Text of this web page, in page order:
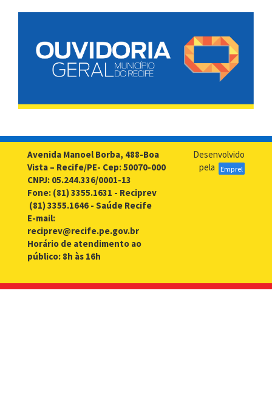
Avenida Manoel Borba, 488-Boa
Vista – Recife/PE- Cep: 50070-000
CNPJ: 05.244.336/0001-13
Fone: (81) 3355.1631 - Reciprev
(81) 3355.1646 - Saúde Recife
E-mail:
reciprev@recife.pe.gov.br
Horário de atendimento ao
público: 8h às 16h
Desenvolvido
pela
Emprel